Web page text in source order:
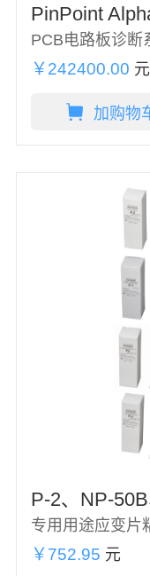
PinPoint
PCB电路板诊断
￥242400.00 元
加购物
P-2、NP-
专用用途应变片
￥752.95 元